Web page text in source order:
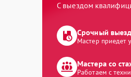
С выездом
Срочный выезд
Мастер приедет
Мастера со
Работаем с